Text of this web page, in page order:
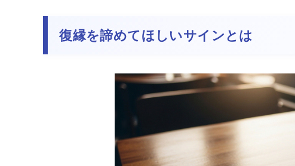
復縁を諦めてほしいサインとは